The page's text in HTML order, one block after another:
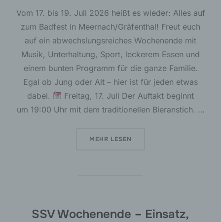
Vom 17. bis 19. Juli 2026 heißt es wieder: Alles auf
zum Badfest in Meernach/Gräfenthal! Freut euch
auf ein abwechslungsreiches Wochenende mit
Musik, Unterhaltung, Sport, leckerem Essen und
einem bunten Programm für die ganze Familie.
Egal ob Jung oder Alt – hier ist für jeden etwas
dabei.
Freitag, 17. Juli Der Auftakt beginnt
um 19:00 Uhr mit dem traditionellen Bieranstich. …
MEHR ÜBER „BADFEST 2026 IN
LESEN
SSV Wochenende – Einsatz,